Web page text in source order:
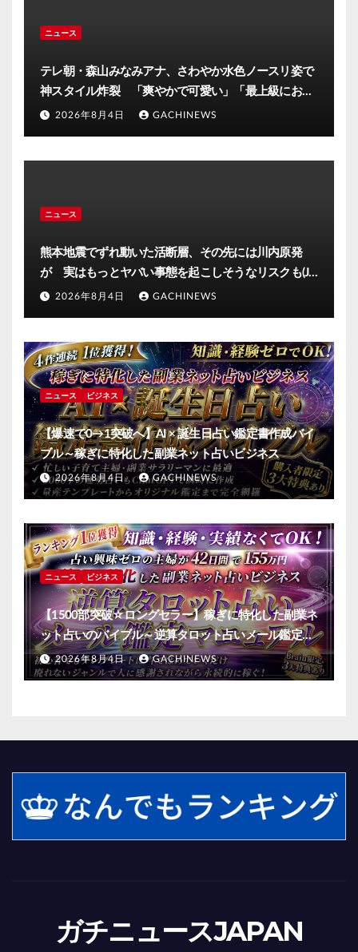
ニュース
テレ朝・森山みなみアナ、さわやか水色ノースリ姿で
神スタイル炸裂 「爽やかで可愛い」「最上級にお似
合い」(J-CASTニュース)
2026年8月4日 GACHINEWS
ニュース
熊本地震でずれ動いた活断層、その先には川内原発
が 実はもっとヤバい事態を起こしそうなリスクも(J-
CASTニュース)
2026年8月4日 GACHINEWS
ニュース ビジネス
【爆速で0→1突破へ】AI × 誕生日占い鑑定書作成バイ
ブル～稼ぎに特化した副業ネット占いビジネス
2026年8月4日 GACHINEWS
ニュース ビジネス
【1500部突破☆ロングセラー】稼ぎに特化した副業ネ
ット占いのバイブル～逆算タロット占いメール鑑定マ
ニュアル～
2026年8月4日 GACHINEWS
ガチニュースJAPAN